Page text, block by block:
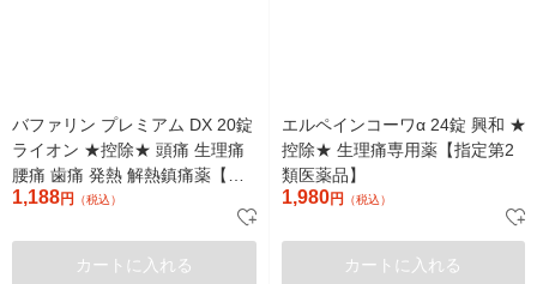
バファリン プレミアム DX 20錠
ライオン ★控除★ 頭痛 生理痛
腰痛 歯痛 発熱 解熱鎮痛薬【指
定第2類医薬品】
1,188円 （税込）
カートに入れる
エルペインコーワα 24錠 興和 ★
控除★ 生理痛専用薬【指定第2
類医薬品】
1,980円 （税込）
カートに入れる